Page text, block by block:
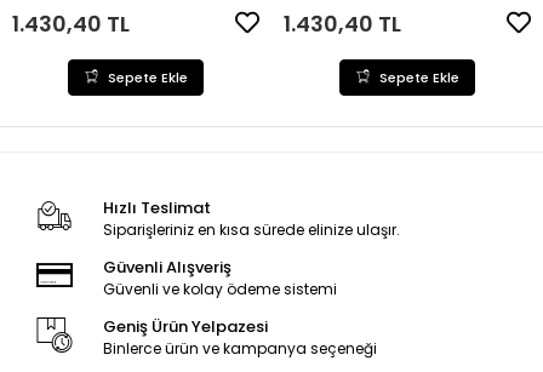
1.430,40 TL
Sepete Ekle
1.430,40 TL
Sepete Ekle
Hızlı Teslimat
Siparişleriniz en kısa sürede elinize ulaşır.
Güvenli Alışveriş
Güvenli ve kolay ödeme sistemi
Geniş Ürün Yelpazesi
Binlerce ürün ve kampanya seçeneği